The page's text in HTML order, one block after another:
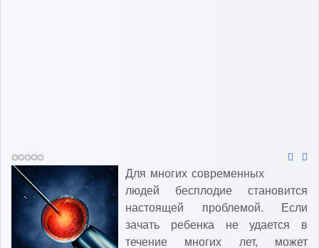
Для многих современных
людей бесплодие становится
настоящей проблемой. Если
зачать ребенка не удается в
течение многих лет, может